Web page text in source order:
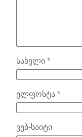
სახელი *
ელფოსტა *
ვებ-საიტი